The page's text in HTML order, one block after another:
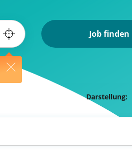
Job finden
Darstellung: